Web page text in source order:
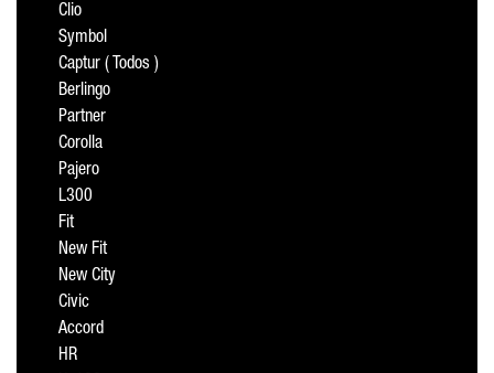
Clio
Symbol
Captur ( Todos )
Berlingo
Partner
Corolla
Pajero
L300
Fit
New Fit
New City
Civic
Accord
HR